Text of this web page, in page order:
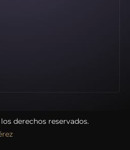
derechos reservados.